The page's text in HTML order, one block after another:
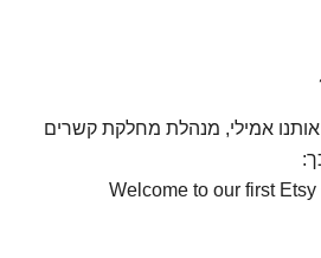
אמילי, מנהלת מחלקת קשרים
"Welcome to our first